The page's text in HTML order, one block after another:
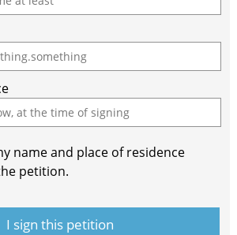
name and place of residence
petition.